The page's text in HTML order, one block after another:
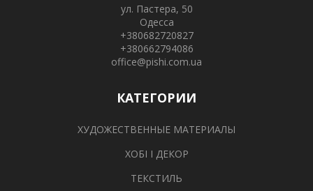
ул. Пастера, 50
Одесса
+380682720827
+380662794086
office@pishi.com.ua
КАТЕГОРИИ
ХУДОЖЕСТВЕННЫЕ МАТЕРИАЛЫ
ХОБІ І ДЕКОР
ТЕКСТИЛЬ